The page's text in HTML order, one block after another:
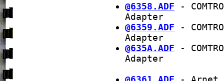
@6358.ADF -
Adapter
@6359.ADF -
Adapter
@635A.ADF -
Adapter